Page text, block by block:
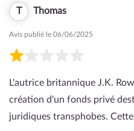
T Thomas
Avis publié le 06/06/2025
L'autrice britannique J.K.
création d'un fonds privé
juridiques transphobes.